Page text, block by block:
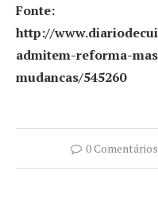
Fonte:
http://
admitem-reforma-
mudancas/545260
0 Comentários